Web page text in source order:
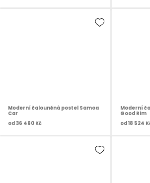
Moderní čalouněná postel Samoa
Car
od36 460 Kč
Moderní
Good Rim
od18 524